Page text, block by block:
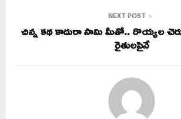
NEXT POST
చిన్న కథ కాదురా సామి మీతో.. రొయ్యల
రైతులపైనే